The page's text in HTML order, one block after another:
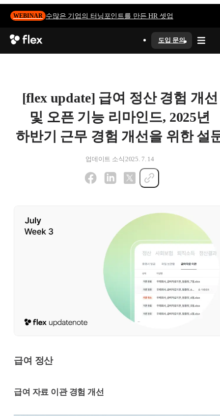
WEBINAR 수많은 기업의 터닝포인트를 만든 HR 셋업
도입 문의
[flex update] 급여 정산 경험 개선
및 오픈 기능 리마인드, 2025년
하반기 근무 경험 개선을 위한 설
업데이트 소식 2025. 7. 14
급여 정산
급여 자료 이관 경험 개선